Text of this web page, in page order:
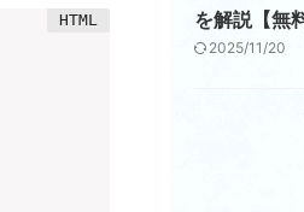
を解説【無
2025/11/20